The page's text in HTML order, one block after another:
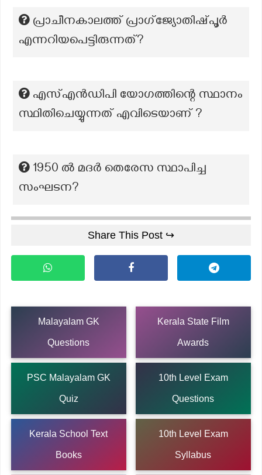
പ്രാചീനകാലത്ത് പ്രാഗ്ജ്യോതിഷ്പൂർ
എന്നറിയപെട്ടിരുന്നത്?
എസ്എൻഡിപി യോഗത്തിന്റെ സ്ഥാനം
സ്ഥിതിചെയ്യുന്നത് എവിടെയാണ് ?
1950 ൽ മദർ തെരേസ സ്ഥാപിച്ച
സംഘടന?
Share This Post ↪
Malayalam GK
Questions
Kerala State Film
Awards
PSC Malayalam GK
Quiz
10th Level Exam
Questions
Kerala School Text
Books
10th Level Exam
Syllabus